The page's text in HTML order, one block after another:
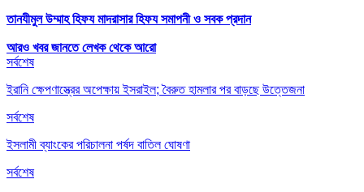
তানযীমুল উম্মাহ হিফয মাদরাসার হিফয সমাপনী ও সবক প্রদান
আরও খবর জানতে লেখক থেকে আরো
সর্বশেষ
ইরানি ক্ষেপণাস্ত্রের অপেক্ষায় ইসরাইল; বৈরুত হামলার পর বাড়ছে উত্তেজনা
সর্বশেষ
ইসলামী ব্যাংকের পরিচালনা পর্ষদ বাতিল ঘোষণা
সর্বশেষ